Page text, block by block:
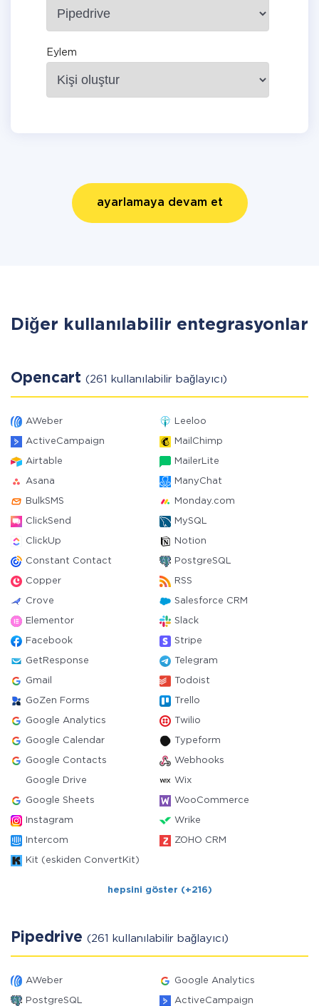
Eylem
ayarlamaya devam et
Diğer kullanılabilir entegrasyonlar
Opencart (261 kullanılabilir bağlayıcı)
AWeber Leeloo
ActiveCampaign MailChimp
Airtable MailerLite
Asana ManyChat
BulkSMS Monday.com
ClickSend MySQL
ClickUp Notion
Constant Contact PostgreSQL
Copper RSS
Crove Salesforce CRM
Elementor Slack
Facebook Stripe
GetResponse Telegram
Gmail Todoist
GoZen Forms Trello
Google Analytics Twilio
Google Calendar Typeform
Google Contacts Webhooks
Google Drive Wix
Google Sheets WooCommerce
Instagram Wrike
Intercom ZOHO CRM
Kit (eskiden ConvertKit)
hepsini göster (+216)
Pipedrive (261 kullanılabilir bağlayıcı)
AWeber Google Analytics
PostgreSQL ActiveCampaign